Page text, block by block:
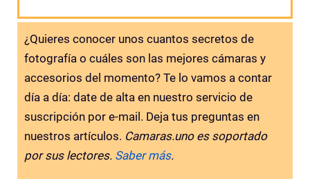
¿Quieres conocer unos cuantos secretos de
fotografía o cuáles son las mejores cámaras y
accesorios del momento? Te lo vamos a contar
día a día: date de alta en nuestro servicio de
suscripción por e-mail. Deja tus preguntas en
nuestros artículos. Camaras.uno es soportado
por sus lectores. Saber más.